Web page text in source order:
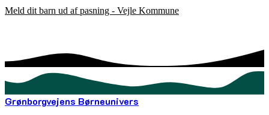
Meld dit barn ud af pasning - Vejle Kommune
Grønborgvejens Børneunivers